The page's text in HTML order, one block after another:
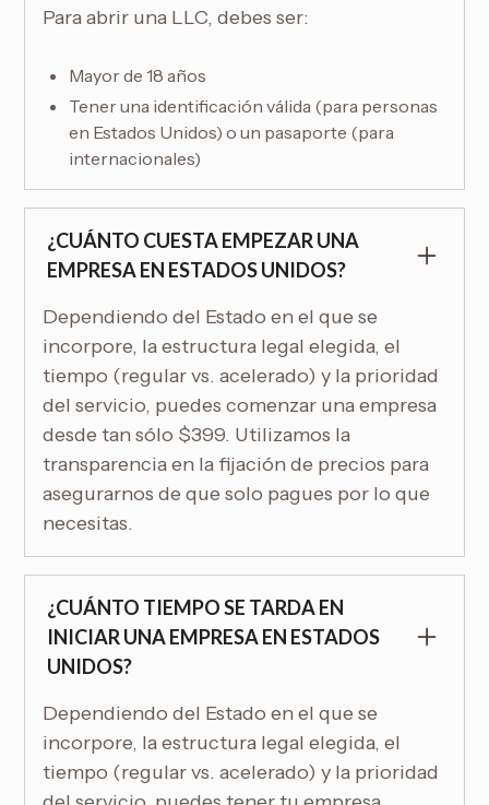
Para abrir una LLC, debes ser:
Mayor de 18 años
Tener una identificación válida (para personas
en Estados Unidos) o un pasaporte (para
internacionales)
¿CUÁNTO CUESTA EMPEZAR UNA
EMPRESA EN ESTADOS UNIDOS?
Dependiendo del Estado en el que se
incorpore, la estructura legal elegida, el
tiempo (regular vs. acelerado) y la prioridad
del servicio, puedes comenzar una empresa
desde tan sólo $399. Utilizamos la
transparencia en la fijación de precios para
asegurarnos de que solo pagues por lo que
necesitas.
¿CUÁNTO TIEMPO SE TARDA EN
INICIAR UNA EMPRESA EN ESTADOS
UNIDOS?
Dependiendo del Estado en el que se
incorpore, la estructura legal elegida, el
tiempo (regular vs. acelerado) y la prioridad